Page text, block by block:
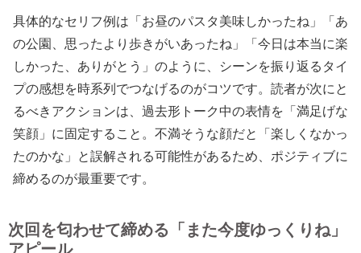
具体的なセリフ例は「お昼のパスタ美味しかったね」「あ
の公園、思ったより歩きがいあったね」「今日は本当に楽
しかった、ありがとう」のように、シーンを振り返るタイ
プの感想を時系列でつなげるのがコツです。読者が次にと
るべきアクションは、過去形トーク中の表情を「満足げな
笑顔」に固定すること。不満そうな顔だと「楽しくなかっ
たのかな」と誤解される可能性があるため、ポジティブに
締めるのが最重要です。
次回を匂わせて締める「また今度ゆっくりね」
アピール